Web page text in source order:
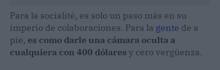
Para la socialité, es solo un paso más en su
imperio de colaboraciones. Para la gente de a
pie, es como darle una cámara oculta a
cualquiera con 400 dólares y cero vergüenza.